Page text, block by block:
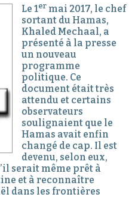
Le 1er mai 2017, le chef
sortant du Hamas,
Khaled Mechaal, a
présenté à la presse
un nouveau
programme
politique. Ce
document était très
attendu et certains
observateurs
soulignaient que le
Hamas avait enfin
changé de cap. Il est
devenu, selon eux,
serait même prêt à
et à reconnaître
dans les frontières